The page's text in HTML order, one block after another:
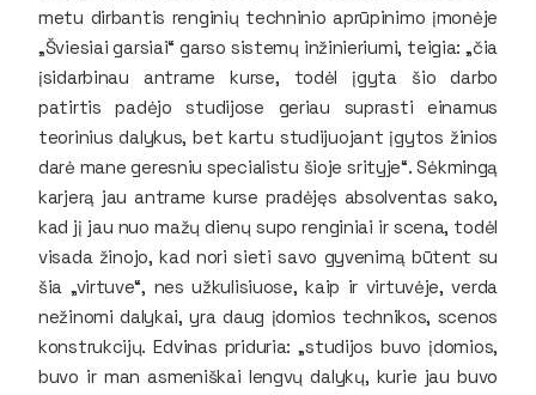
metu dirbantis renginių techninio aprūpinimo įmonėje
„Šviesiai garsiai“ garso sistemų inžinieriumi, teigia: „čia
įsidarbinau antrame kurse, todėl įgyta šio darbo
patirtis padėjo studijose geriau suprasti einamus
teorinius dalykus, bet kartu studijuojant įgytos žinios
darė mane geresniu specialistu šioje srityje“. Sėkmingą
karjerą jau antrame kurse pradėjęs absolventas sako,
kad jį jau nuo mažų dienų supo renginiai ir scena, todėl
visada žinojo, kad nori sieti savo gyvenimą būtent su
šia „virtuve“, nes užkulisiuose, kaip ir virtuvėje, verda
nežinomi dalykai, yra daug įdomios technikos, scenos
konstrukcijų. Edvinas priduria: „studijos buvo įdomios,
buvo ir man asmeniškai lengvų dalykų, kurie jau buvo